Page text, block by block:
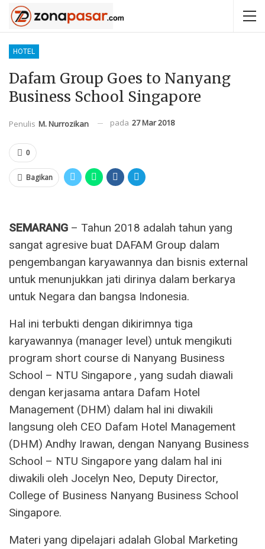
HOTEL
Dafam Group Goes to Nanyang
Business School Singapore
Penulis M. Nurrozikan pada 27 Mar 2018
0
Bagikan
SEMARANG – Tahun 2018 adalah tahun yang
sangat agresive buat DAFAM Group dalam
pengembangan karyawannya dan bisnis external
untuk menunjukkan jati dirinya dalam berkarya
untuk Negara dan bangsa Indonesia.
Hal ini terbukti dengan dikirimnya tiga
karyawannya (manager level) untuk mengikuti
program short course di Nanyang Business
School – NTU Singapore , yang sudah diawali
dengan kerjasama antara Dafam Hotel
Management (DHM) dalam hal ini diwakili
langsung oleh CEO Dafam Hotel Management
(DHM) Andhy Irawan, dengan Nanyang Business
School – NTU Singapore yang dalam hal ini
diwakili oleh Jocelyn Neo, Deputy Director,
College of Business Nanyang Business School
Singapore.
Materi yang dipelajari adalah Global Marketing